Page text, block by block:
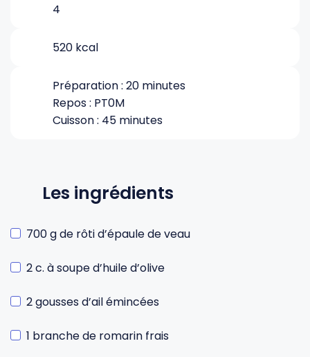
Tires-bouchons
Aiguiseurs
Planches à découper
4
520 kcal
Préparation : 20 minutes
Repos : PT0M
Cuisson : 45 minutes
Les ingrédients
700 g de rôti d’épaule de veau
2 c. à soupe d’huile d’olive
2 gousses d’ail émincées
1 branche de romarin frais